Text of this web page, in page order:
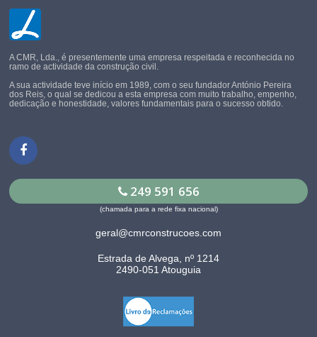
A CMR, Lda., é presentemente uma empresa respeitada e reconhecida no
ramo de actividade da construção civil.
A sua actividade teve início em 1989, com o seu fundador António Pereira
dos Reis, o qual se dedicou a esta empresa com muito trabalho, empenho,
dedicação e honestidade, valores fundamentais para o sucesso obtido.
249 591 656
(chamada para a rede fixa nacional)
geral@cmrconstrucoes.com
Estrada de Alvega, nº 1214
2490-051 Atouguia